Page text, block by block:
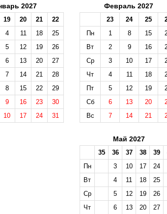
2027
19 20 21
22
4 11 18
25
5 12 19
26
6 13 20
27
7 14 21
28
8 15 22
29
9 16 23
30
10 17 24 31
Февраль 2027
23 24 25
Пн
1 8 15
Вт
2 9 16
Ср
3 10 17
Чт
4 11 18
Пт
5 12 19
Сб
6 13 20
Вс
7 14 21
Май 2027
35 36 37 38 39
Пн
3 10 17 24
Вт
4 11 18
25
Ср
5 12 19
26
Чт
6 13 20 27